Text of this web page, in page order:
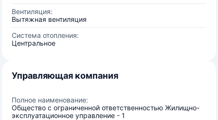
Вентиляция:
Вытяжная вентиляция
Система отопления:
Центральное
Управляющая компания
Полное наименование:
Общество с ограниченной ответственностью Жилищно-
эксплуатационное управление - 1